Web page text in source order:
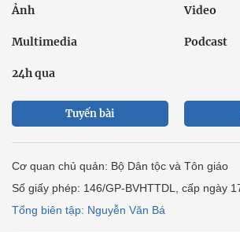
Ảnh Video
Multimedia Podcast
24h qua
Tuyến bài
Cơ quan chủ quản: Bộ Dân tộc và Tôn giáo
Số giấy phép: 146/GP-BVHTTDL, cấp ngày
Tổng biên tập: Nguyễn Văn Bá